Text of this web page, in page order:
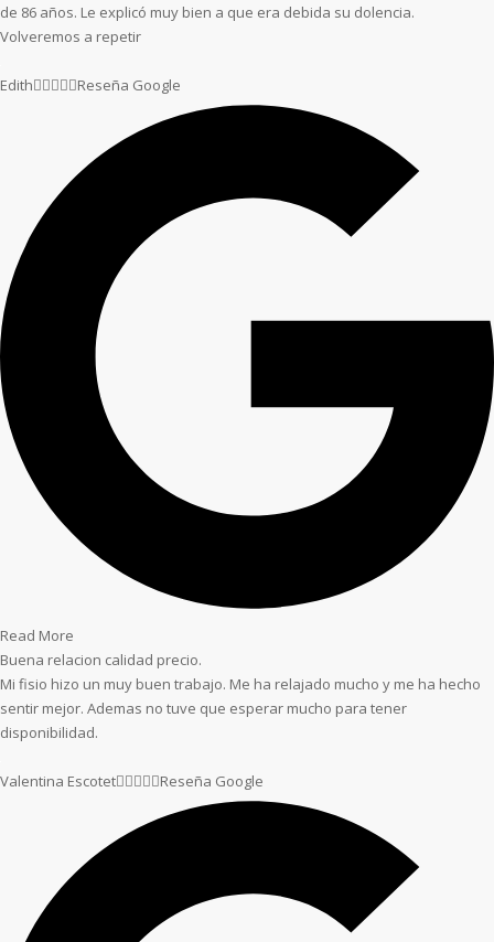
de 86 años. Le explicó muy bien a que era debida su dolencia.
Volveremos a repetir
EdithReseña Google
Read More
Buena relacion calidad precio.
Mi fisio hizo un muy buen trabajo. Me ha relajado mucho y me ha hecho
sentir mejor. Ademas no tuve que esperar mucho para tener
disponibilidad.
Valentina EscotetReseña Google